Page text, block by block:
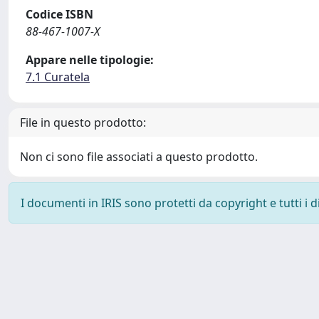
Codice ISBN
88-467-1007-X
Appare nelle tipologie:
7.1 Curatela
File in questo prodotto:
Non ci sono file associati a questo prodotto.
I documenti in IRIS sono protetti da copyright e tutti i